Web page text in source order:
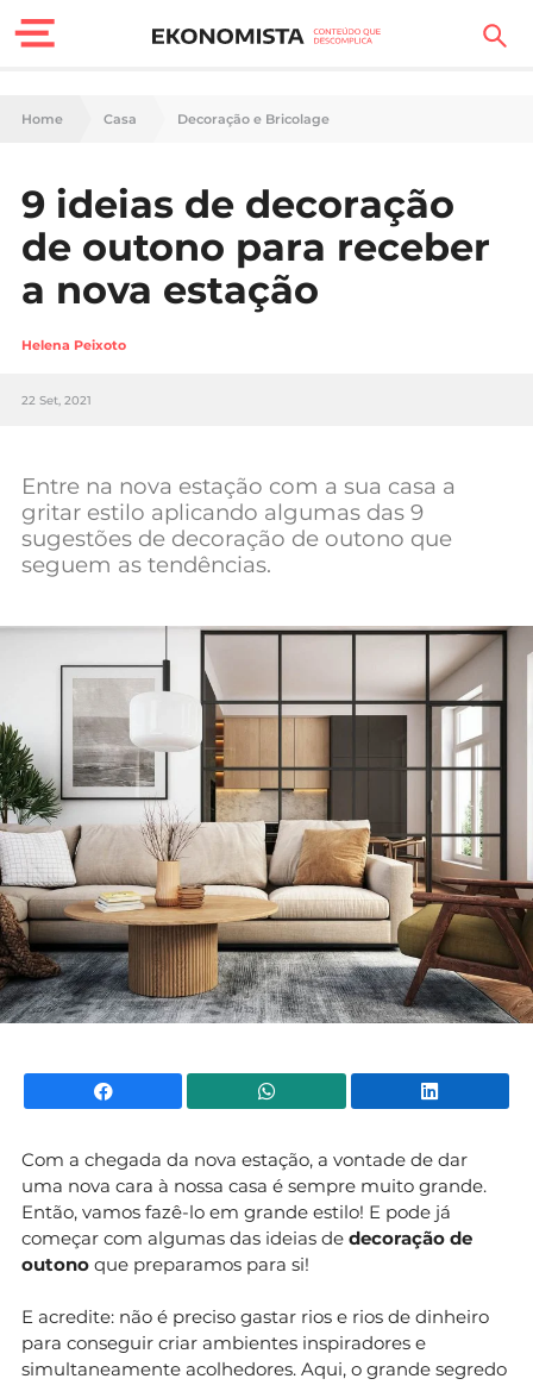
Finanças Pessoais
Carreira
Casa
Lifestyle
Sociedade
Negócios
Mundial 2026
Home Casa Decoração e Bricolage
9 ideias de decoração
de outono para receber
a nova estação
Helena Peixoto
22 Set, 2021
Entre na nova estação com a sua casa a
gritar estilo aplicando algumas das 9
sugestões de decoração de outono que
seguem as tendências.
Facebook WhatsApp
Com a chegada da nova estação, a vontade de dar
uma nova cara à nossa casa é sempre muito grande.
Então, vamos fazê-lo em grande estilo! E pode já
começar com algumas das ideias de decoração de
outono que preparamos para si!
E acredite: não é preciso gastar rios e rios de dinheiro
para conseguir criar ambientes inspiradores e
simultaneamente acolhedores. Aqui, o grande segredo